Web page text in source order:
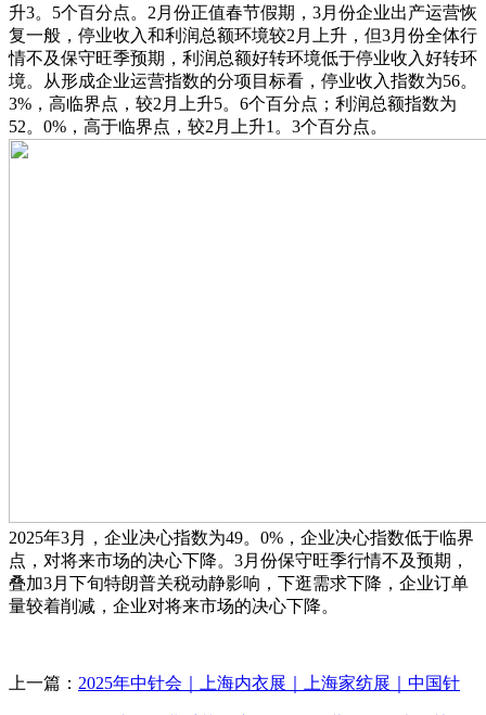
升3。5个百分点。2月份正值春节假期，3月份企业出产运营恢
复一般，停业收入和利润总额环境较2月上升，但3月份全体行
情不及保守旺季预期，利润总额好转环境低于停业收入好转环
境。从形成企业运营指数的分项目标看，停业收入指数为56。
3%，高临界点，较2月上升5。6个百分点；利润总额指数为
52。0%，高于临界点，较2月上升1。3个百分点。
2025年3月，企业决心指数为49。0%，企业决心指数低于临界
点，对将来市场的决心下降。3月份保守旺季行情不及预期，
叠加3月下旬特朗普关税动静影响，下逛需求下降，企业订单
量较着削减，企业对将来市场的决心下降。
上一篇： 2025年中针会｜上海内衣展｜上海家纺展｜中国针